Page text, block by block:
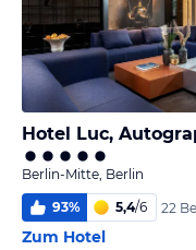
Hotel Luc,
Berlin-Mitte, Berlin
93% 5,4/6 22
Zum Hotel